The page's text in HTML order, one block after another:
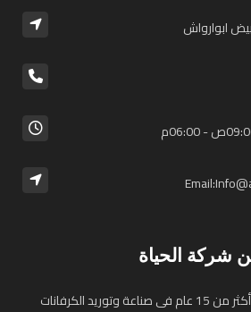
ابوارواش
شركة الحياة
نحن شركة الحياة خبره أكثر من 15 عام فى صناعة وتوريد الكرفانات